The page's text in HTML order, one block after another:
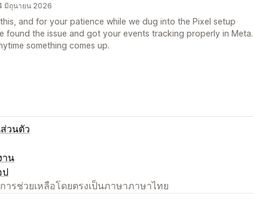
มิถุนายน 2026
and for your patience while we dug into the Pixel setup
found the issue and got your events tracking properly in Meta.
something comes up.
วนตัว
าน
ป
รช่วยเหลือโดยตรงเป็นภาษาภาษาไทย